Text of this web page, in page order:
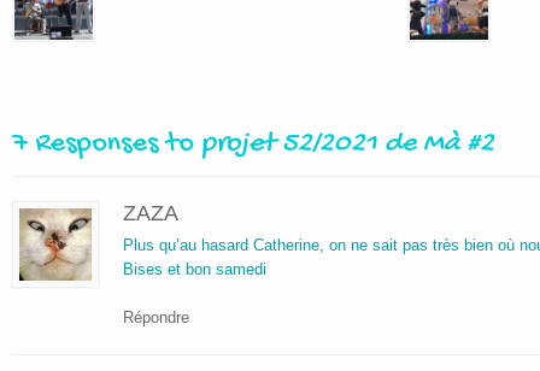
7 Responses to projet 52/2021 de Mà #2
ZAZA
Plus qu’au hasard Catherine, on ne sait pas très bien où
Bises et bon samedi
Répondre